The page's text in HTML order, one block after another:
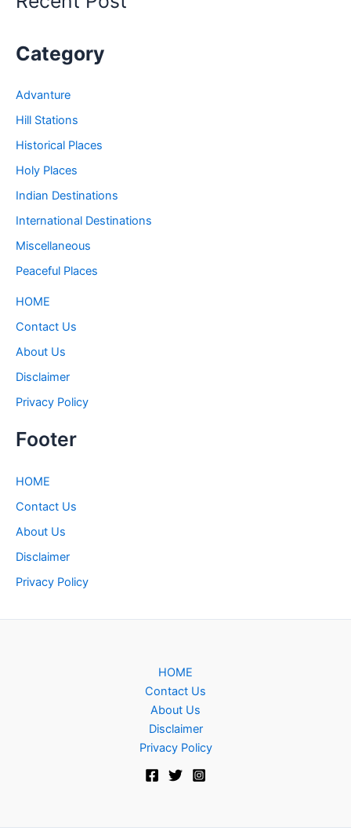
Places
Category
Advanture
Hill Stations
Historical Places
Holy Places
Indian Destinations
International Destinations
Miscellaneous
Peaceful Places
HOME
Contact Us
About Us
Disclaimer
Privacy Policy
Footer
HOME
Contact Us
About Us
Disclaimer
Privacy Policy
HOME
Contact Us
About Us
Disclaimer
Privacy Policy